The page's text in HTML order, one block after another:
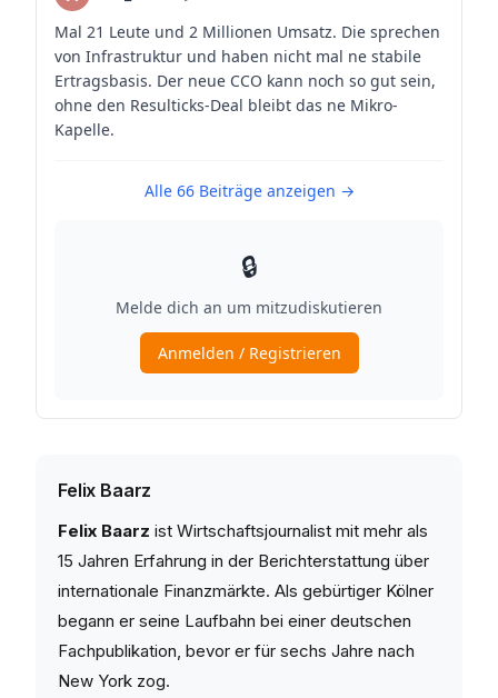
Felix Baarz
Felix Baarz ist Wirtschaftsjournalist mit mehr als
15 Jahren Erfahrung in der Berichterstattung über
internationale Finanzmärkte. Als gebürtiger Kölner
begann er seine Laufbahn bei einer deutschen
Fachpublikation, bevor er für sechs Jahre nach
New York zog.